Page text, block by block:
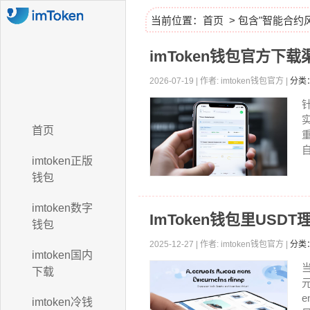
首页
imtoken正版
钱包
imtoken数字
钱包
imtoken国内
下载
imtoken冷钱
当前位置： 首页 > 包含"智能合约
imToken钱包官方下载
2026-07-19 | 作者: imtoken钱包官方 | 分类
ImToken钱包里USDT
2025-12-27 | 作者: imtoken钱包官方 | 分类